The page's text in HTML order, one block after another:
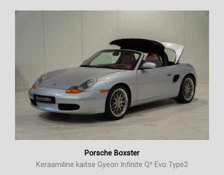
Porsche Boxster
Keraamiline kaitse Gyeon Infinite Q² Evo Type2